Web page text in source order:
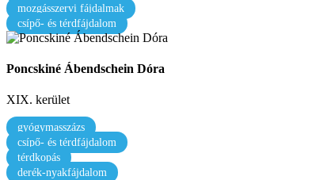
mozgásszervi fájdalmak
csípő- és térdfájdalom
Poncskiné Ábendschein Dóra
XIX. kerület
gyógymasszázs
csípő- és térdfájdalom
térdkopás
derék-nyakfájdalom